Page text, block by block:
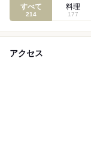
すべて
214
料理
177
アクセス